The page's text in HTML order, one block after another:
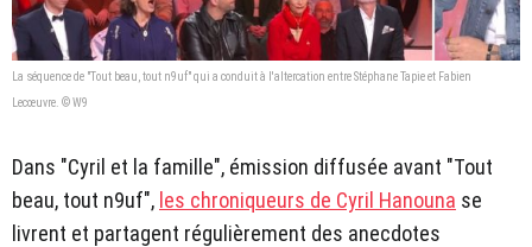
La séquence de "Tout beau, tout n9uf" qui a conduit à l'altercation entre Stéphane Tapie et Fabien
Lecœuvre. © W9
Dans "Cyril et la famille", émission diffusée avant "Tout
beau, tout n9uf", les chroniqueurs de Cyril Hanouna se
livrent et partagent régulièrement des anecdotes